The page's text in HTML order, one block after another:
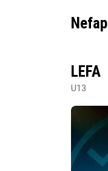
Nefap
LEFA
U13